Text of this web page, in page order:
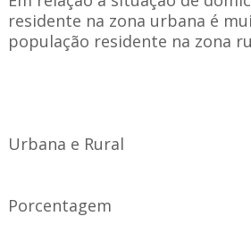
residente na zona urbana é
população residente na zona
Urbana e Rural
Porcentagem